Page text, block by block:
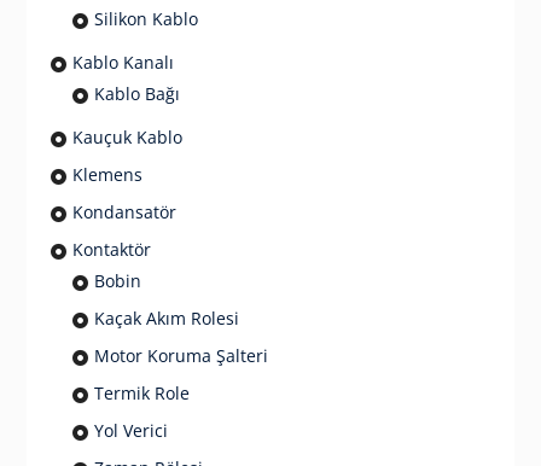
Silikon Kablo
Kablo Kanalı
Kablo Bağı
Kauçuk Kablo
Klemens
Kondansatör
Kontaktör
Bobin
Kaçak Akım Rolesi
Motor Koruma Şalteri
Termik Role
Yol Verici